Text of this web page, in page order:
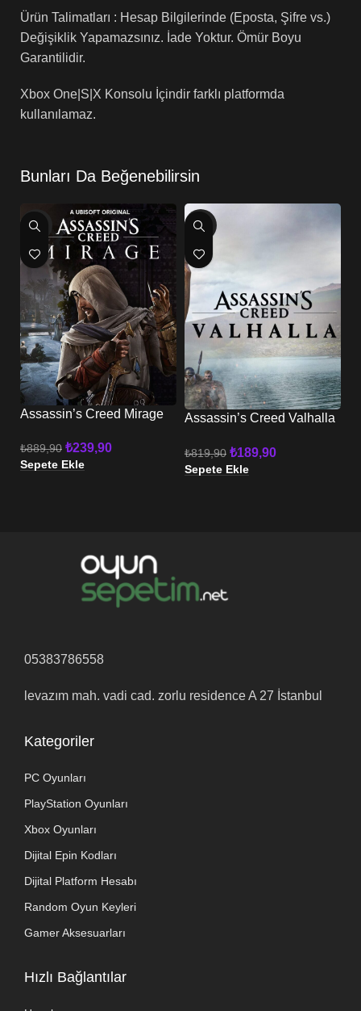
Ürün Talimatları : Hesap Bilgilerinde (Eposta, Şifre vs.)
Değişiklik Yapamazsınız. İade Yoktur. Ömür Boyu
Garantilidir.
Xbox One|S|X Konsolu İçindir farklı platformda
kullanılamaz.
Bunları Da Beğenebilirsin
-73%
Assassin’s Creed Mirage
₺889,90 ₺239,90
Sepete Ekle
-77%
Assassin’s Creed Valhalla
₺819,90 ₺189,90
Sepete Ekle
05383786558
levazım mah. vadi cad. zorlu residence A 27 İstanbul
Kategoriler
PC Oyunları
PlayStation Oyunları
Xbox Oyunları
Dijital Epin Kodları
Dijital Platform Hesabı
Random Oyun Keyleri
Gamer Aksesuarları
Hızlı Bağlantılar